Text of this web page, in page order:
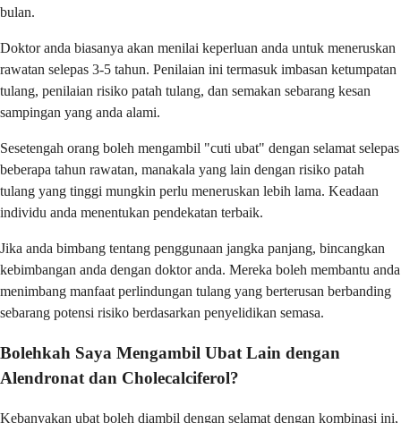
bulan.
Doktor anda biasanya akan menilai keperluan anda untuk meneruskan
rawatan selepas 3-5 tahun. Penilaian ini termasuk imbasan ketumpatan
tulang, penilaian risiko patah tulang, dan semakan sebarang kesan
sampingan yang anda alami.
Sesetengah orang boleh mengambil "cuti ubat" dengan selamat selepas
beberapa tahun rawatan, manakala yang lain dengan risiko patah
tulang yang tinggi mungkin perlu meneruskan lebih lama. Keadaan
individu anda menentukan pendekatan terbaik.
Jika anda bimbang tentang penggunaan jangka panjang, bincangkan
kebimbangan anda dengan doktor anda. Mereka boleh membantu anda
menimbang manfaat perlindungan tulang yang berterusan berbanding
sebarang potensi risiko berdasarkan penyelidikan semasa.
Bolehkah Saya Mengambil Ubat Lain dengan
Alendronat dan Cholecalciferol?
Kebanyakan ubat boleh diambil dengan selamat dengan kombinasi ini,